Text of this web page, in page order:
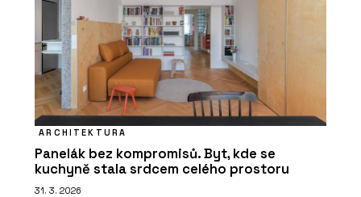
ARCHITEKTURA
Panelák bez kompromisů. Byt, kde se
kuchyně stala srdcem celého prostoru
31. 3. 2026